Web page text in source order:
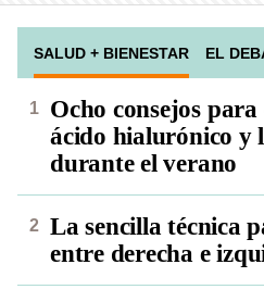
SALUD + BIENESTAR EL
Ocho consejos
ácido hialurónico y
durante el verano
La sencilla técnica
entre derecha e